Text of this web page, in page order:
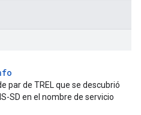
par de TREL que se descubrió
SD en el nombre de servicio